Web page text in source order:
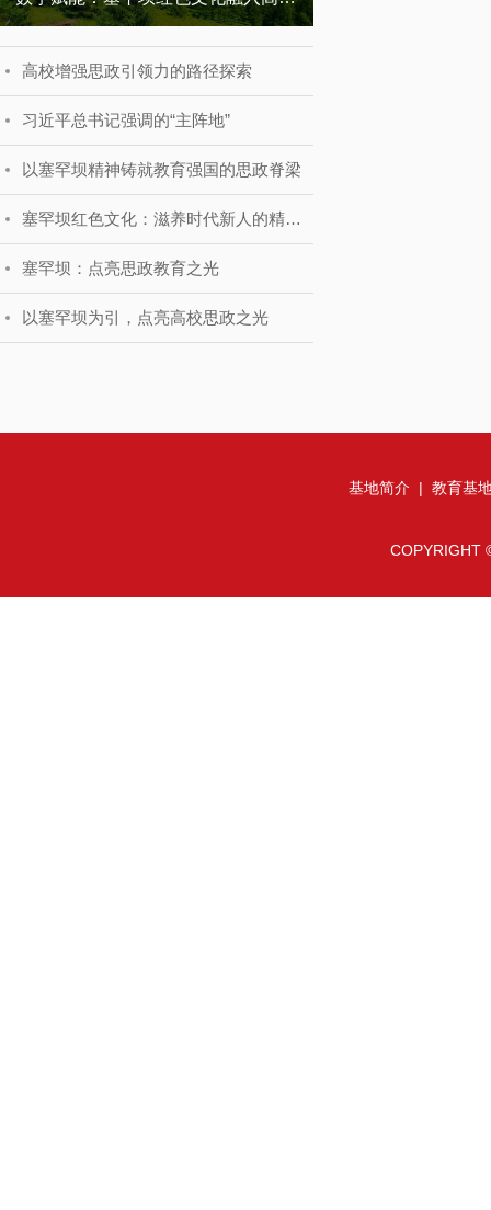
高校增强思政引领力的路径探索
习近平总书记强调的“主阵地”
以塞罕坝精神铸就教育强国的思政脊梁
塞罕坝红色文化：滋养时代新人的精神沃野
塞罕坝：点亮思政教育之光
以塞罕坝为引，点亮高校思政之光
基地简介 | 教育基
COPYRIGHT